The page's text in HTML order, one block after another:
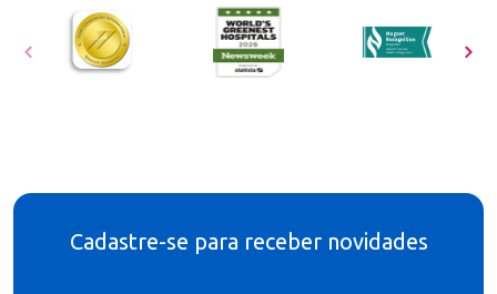
Cadastre-se para receber novidades